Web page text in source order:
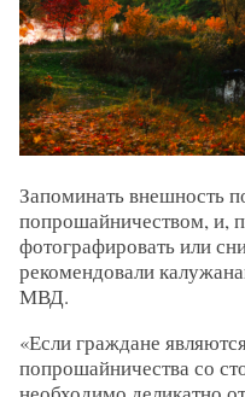
Запоминать внешность
попрошайничеством, и,
фотографировать или
рекомендовали
МВД.
«Если граждане
попрошайничества со